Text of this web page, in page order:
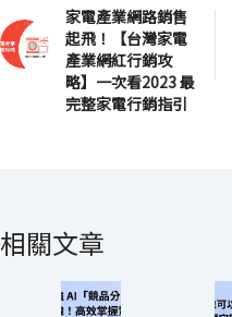
家電產業網路銷售
起飛！【台灣家電
產業網紅行銷攻
略】一次看2023 最
完整家電行銷指引
相關文章